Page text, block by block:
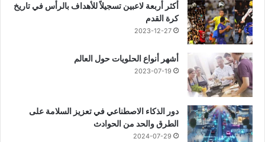
أكثر أربعة لاعبين تسجيلاً للأهداف بالرأس في تاريخ
كرة القدم
2023-12-27
أشهر أنواع الحلويات حول العالم
2023-07-19
دور الذكاء الاصطناعي في تعزيز السلامة على
الطرق والحد من الحوادث
2024-07-29